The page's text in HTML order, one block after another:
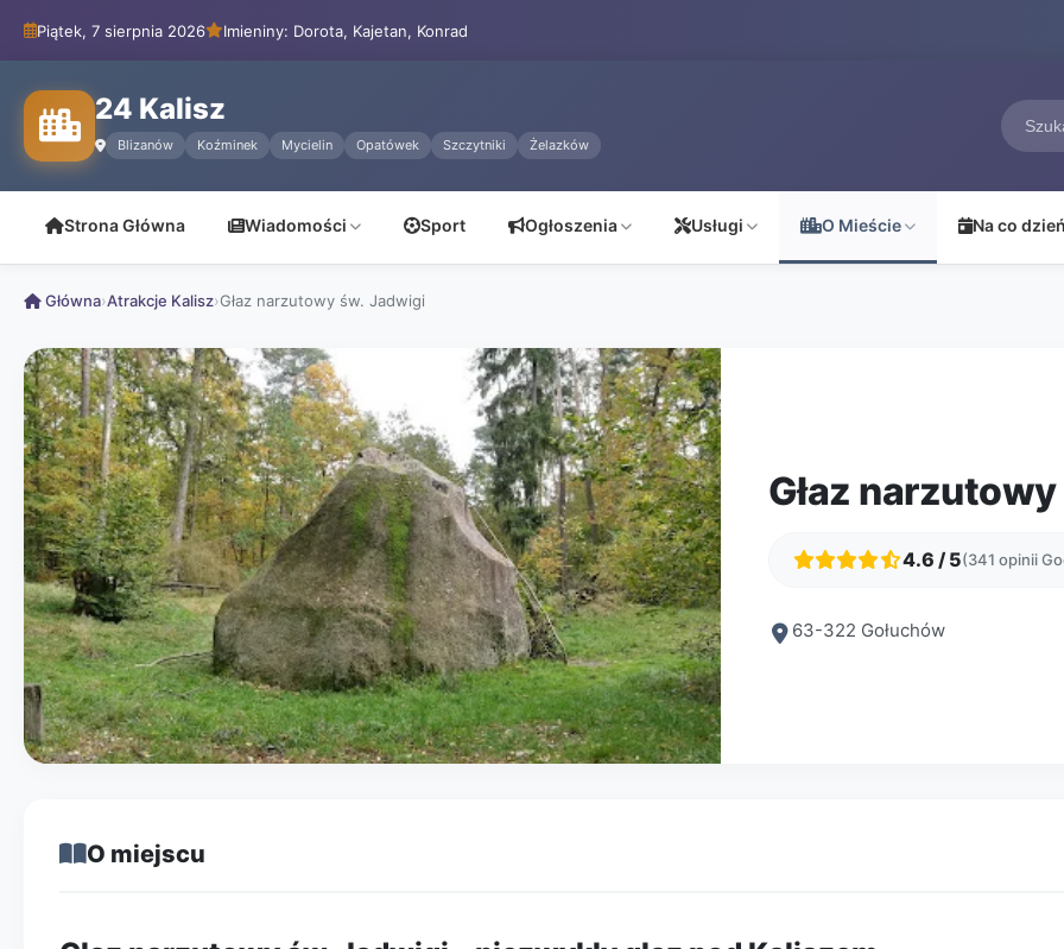
Piątek, 7 sierpnia 2026 Imieniny: Dorota, Kajetan, Konrad
24 Kalisz
Blizanów Koźminek Mycielin Opatówek Szczytniki Żelazków
Strona Główna Wiadomości Sport Ogłoszenia Usługi O Mieście Na co
Główna›Atrakcje Kalisz›Głaz narzutowy św. Jadwigi
Głaz
4.6 / 5(341 opinii
63-322 Gołuchów
O miejscu